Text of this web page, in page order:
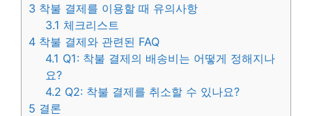
3 착불 결제를 이용할 때 유의사항
3.1 체크리스트
4 착불 결제와 관련된 FAQ
4.1 Q1: 착불 결제의 배송비는 어떻게 정해지나
요?
4.2 Q2: 착불 결제를 취소할 수 있나요?
5 결론